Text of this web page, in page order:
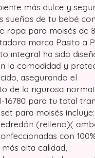
más dulce y
sueños de tu bebé
ropa para moisés de
marca Pasito a
integral ha sido
la comodidad y
asegurando el
de la rigurosa
16780 para tu total
para moisés
(relleno)(
con
alta calidad,